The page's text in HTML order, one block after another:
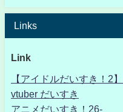
Links
Link
【アイドルだいすき！2
vtuber だいすき
アニメだいすき！26-